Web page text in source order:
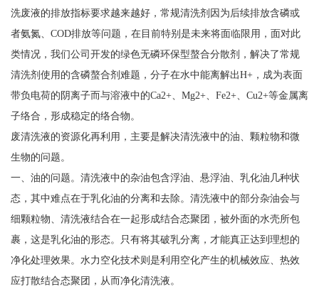
洗废液的排放指标要求越来越好，常规清洗剂因为后续排放含磷或
者氨氮、COD排放等问题，在目前特别是未来将面临限用，面对此
类情况，我们公司开发的绿色无磷环保型螯合分散剂，解决了常规
清洗剂使用的含磷螯合剂难题，分子在水中能离解出H+，成为表面
带负电荷的阴离子而与溶液中的Ca2+、Mg2+、Fe2+、Cu2+等金属离
子络合，形成稳定的络合物。
废清洗液的资源化再利用，主要是解决清洗液中的油、颗粒物和微
生物的问题。
一、油的问题。清洗液中的杂油包含浮油、悬浮油、乳化油几种状
态，其中难点在于乳化油的分离和去除。清洗液中的部分杂油会与
细颗粒物、清洗液结合在一起形成结合态聚团，被外面的水壳所包
裹，这是乳化油的形态。只有将其破乳分离，才能真正达到理想的
净化处理效果。水力空化技术则是利用空化产生的机械效应、热效
应打散结合态聚团，从而净化清洗液。